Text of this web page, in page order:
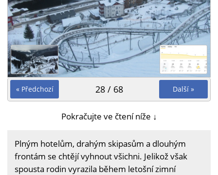
« Předchozí Další »
28 / 68
Pokračujte ve čtení níže ↓
Plným hotelům, drahým skipasům a dlouhým
frontám se chtějí vyhnout všichni. Jelikož však
spousta rodin vyrazila během letošní zimní